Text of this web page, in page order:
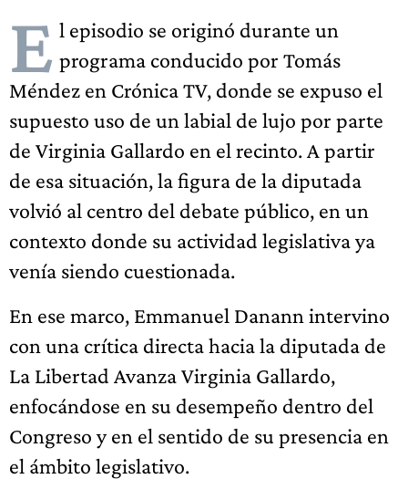
E l episodio se originó durante un
programa conducido por Tomás
Méndez en Crónica TV, donde se expuso el
supuesto uso de un labial de lujo por parte
de Virginia Gallardo en el recinto. A partir
de esa situación, la figura de la diputada
volvió al centro del debate público, en un
contexto donde su actividad legislativa ya
venía siendo cuestionada.
En ese marco, Emmanuel Danann intervino
con una crítica directa hacia la diputada de
La Libertad Avanza Virginia Gallardo,
enfocándose en su desempeño dentro del
Congreso y en el sentido de su presencia en
el ámbito legislativo.